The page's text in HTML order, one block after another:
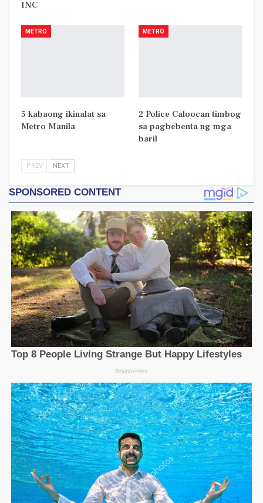
INC
METRO
5 kabaong ikinalat sa
Metro Manila
METRO
2 Police Caloocan timbog
sa pagbebenta ng mga
baril
PREV NEXT